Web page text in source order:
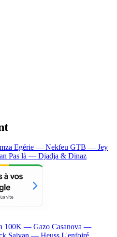
Egérie — Nekfeu GTB — Jey
Pas là — Djadja & Dinaz
100K — Gazo Casanova —